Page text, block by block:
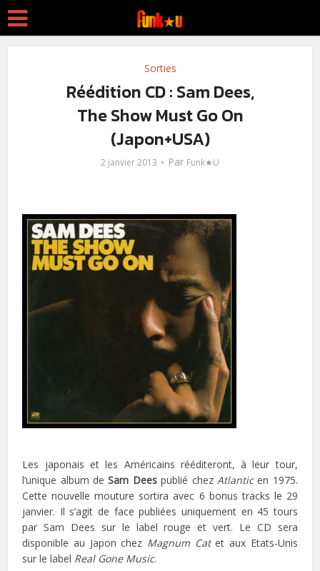
Sorties
Réédition CD : Sam Dees,
The Show Must Go On
(Japon+USA)
2 janvier 2013 Par Funk★U
Les japonais et les Américains rééditeront, à leur tour,
l’unique album deSam Deespublié chezAtlanticen 1975.
Cette nouvelle mouture sortira avec 6 bonus tracks le 29
janvier. Il s’agit de face publiées uniquement en 45 tours
par Sam Dees sur le label rouge et vert. Le CD sera
disponible au Japon chez Magnum Catet aux Etats-Unis
sur le label Real Gone Music.